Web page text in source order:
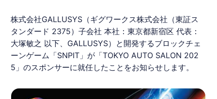
株式会社GALLUSYS（ギグワークス株式会社（東証ス
タンダード 2375）子会社 本社：東京都新宿区 代表：
大塚敏之 以下、GALLUSYS）と開発するブロックチェ
ーンゲーム「SNPIT 」が「TOKYO AUTO SALON 202
5」のスポンサーに就任したことをお知らせします。